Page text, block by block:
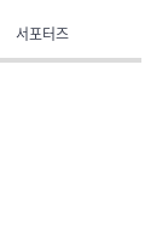
서포터즈